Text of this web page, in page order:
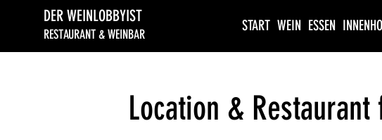
DER WEINLOBBYIST
RESTAURANT & WEINBAR
START WEIN ESSEN
​Location &